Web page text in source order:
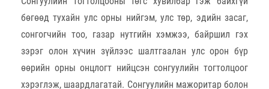
бөгөөд тухайн улс орны нийгэм, улс төр, эдийн засаг,
сонгогчийн тоо, газар нутгийн хэмжээ, байршил гэх
зэрэг олон хүчин зүйлээс шалтгаалан улс орон бүр
өөрийн орны онцлогт нийцсэн сонгуулийн тогтолцоог
хэрэглэж, шаардлагатай. Сонгуулийн мажоритар болон